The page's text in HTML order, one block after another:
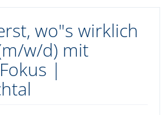
wo"s wirklich
w/d) mit
|